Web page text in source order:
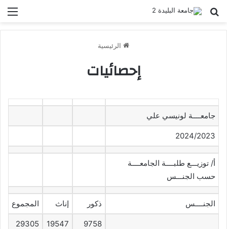
بحث عن
الرئيسية
إحصائيات
جامعــــة لونيسي علي
2024/2023
أ/ توزيـــع طلبــــة الجامعــــة
حسب الجنـــس
الجنــــس ذكور إناث المجموع
9758
19547
29305